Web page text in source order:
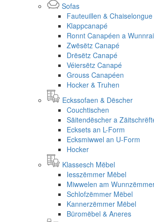
Sofas
Fauteuillen & Chaiselongue
Klappcanapé
Ronnt Canapéen a
Zwësëtz Canapé
Drësëtz Canapé
Véiersëtz Canapé
Grouss Canapéen
Hocker & Truhen
Eckssofaen & Dëscher
Couchtischen
Säitendëscher a
Ecksets an L-Form
Ecksmiwwel an U-Form
Hocker
Klassesch Mëbel
Iesszëmmer Mëbel
Miwwelen am
Schlofzëmmer Mëbel
Kannerzëmmer Mëbel
Büromëbel & Aneres